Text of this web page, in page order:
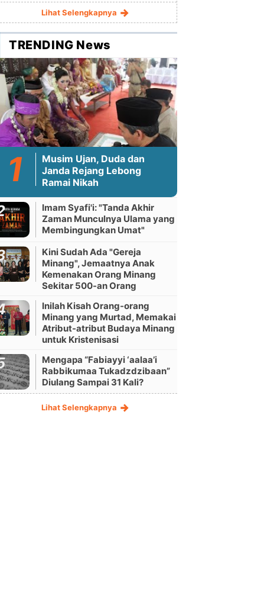
Lihat Selengkapnya
TRENDING News
Musim Ujan, Duda dan
Janda Rejang Lebong
Ramai Nikah
Imam Syafi'i: "Tanda Akhir
Zaman Munculnya Ulama yang
Membingungkan Umat"
Kini Sudah Ada "Gereja
Minang", Jemaatnya Anak
Kemenakan Orang Minang
Sekitar 500-an Orang
Inilah Kisah Orang-orang
Minang yang Murtad, Memakai
Atribut-atribut Budaya Minang
untuk Kristenisasi
Mengapa “Fabiayyi ‘aalaa’i
Rabbikumaa Tukadzdzibaan”
Diulang Sampai 31 Kali?
Lihat Selengkapnya